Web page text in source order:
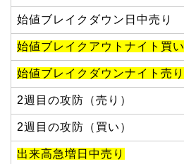
始値ブレイクダウン日中売り
始値ブレイクアウトナイト買い
始値ブレイクダウンナイト売り
2週目の攻防（売り）
2週目の攻防（買い）
出来高急増日中売り